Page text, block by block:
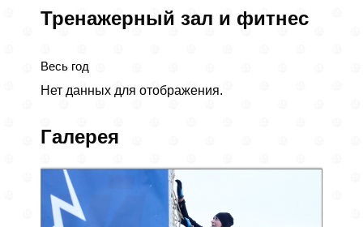
Тренажерный зал и фитнес
Весь год
Нет данных для отображения.
Галерея